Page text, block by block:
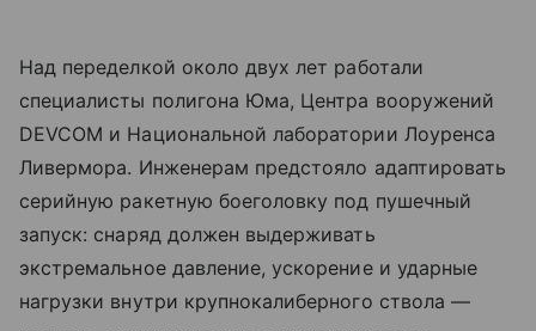
Над переделкой около двух лет работали
специалисты полигона Юма, Центра вооружений
DEVCOM и Национальной лаборатории Лоуренса
Ливермора. Инженерам предстояло адаптировать
серийную ракетную боеголовку под пушечный
запуск: снаряд должен выдерживать
экстремальное давление, ускорение и ударные
нагрузки внутри крупнокалиберного ствола —